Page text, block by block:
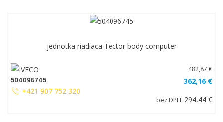
jednotka riadiaca Tector body computer
504096745
+421 907 752 320
482,87 €
362,16 €
bez DPH: 294,44 €